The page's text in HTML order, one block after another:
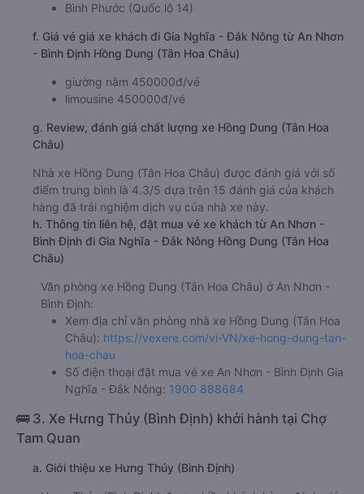
Bình Phước (Quốc lộ 14)
f. Giá vé giá xe khách đi Gia Nghĩa - Đắk Nông từ An Nhơn
- Bình Định Hồng Dung (Tân Hoa Châu)
giường nằm 450000đ/vé
limousine 450000đ/vé
g. Review, đánh giá chất lượng xe Hồng Dung (Tân Hoa
Châu)
Nhà xe Hồng Dung (Tân Hoa Châu) được đánh giá với số
điểm trung bình là 4.3/5 dựa trên 15 đánh giá của khách
hàng đã trải nghiệm dịch vụ của nhà xe này.
h. Thông tin liên hệ, đặt mua vé xe khách từ An Nhơn -
Bình Định đi Gia Nghĩa - Đắk Nông Hồng Dung (Tân Hoa
Châu)
Văn phòng xe Hồng Dung (Tân Hoa Châu) ở An Nhơn -
Bình Định:
Xem địa chỉ văn phòng nhà xe Hồng Dung (Tân Hoa
Châu): https://vexere.com/vi-VN/xe-hong-dung-tan-
hoa-chau
Số điện thoại đặt mua vé xe An Nhơn - Bình Định Gia
Nghĩa - Đắk Nông: 1900 888684
🚌 3. Xe Hưng Thủy (Bình Định) khởi hành tại Chợ
Tam Quan
a. Giới thiệu xe Hưng Thủy (Bình Định)